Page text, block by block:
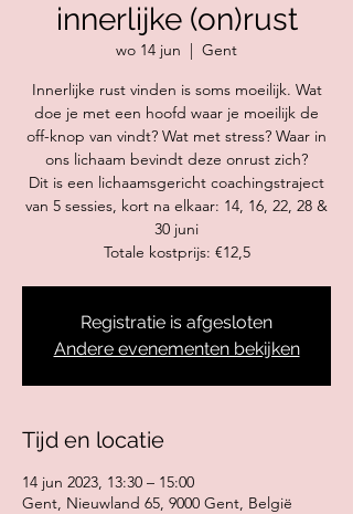
innerlijke (on)rust
wo 14 jun
  |
Gent
Innerlijke rust vinden is soms moeilijk. Wat
doe je met een hoofd waar je moeilijk de
off-knop van vindt? Wat met stress? Waar in
ons lichaam bevindt deze onrust zich?
Dit is een lichaamsgericht coachingstraject
van 5 sessies, kort na elkaar: 14, 16, 22, 28 &
30 juni
Totale kostprijs: €12,5
Registratie is afgesloten
Andere evenementen bekijken
Tijd en locatie
14 jun 2023, 13:30 – 15:00
Gent, Nieuwland 65, 9000 Gent, België